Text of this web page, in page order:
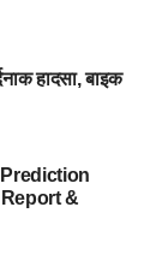
हादसा, बाइक
&